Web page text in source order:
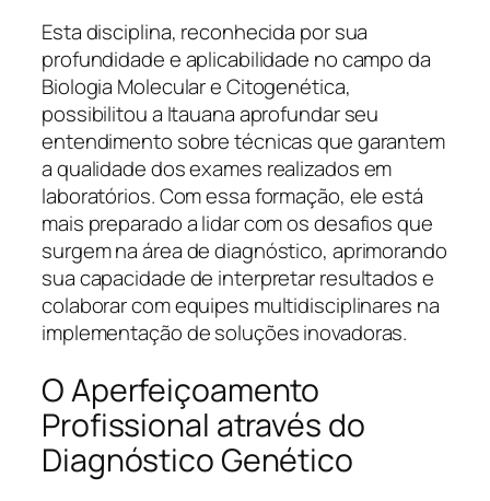
Esta disciplina, reconhecida por sua
profundidade e aplicabilidade no campo da
Biologia Molecular e Citogenética,
possibilitou a Itauana aprofundar seu
entendimento sobre técnicas que garantem
a qualidade dos exames realizados em
laboratórios. Com essa formação, ele está
mais preparado a lidar com os desafios que
surgem na área de diagnóstico, aprimorando
sua capacidade de interpretar resultados e
colaborar com equipes multidisciplinares na
implementação de soluções inovadoras.
O Aperfeiçoamento
Profissional através do
Diagnóstico Genético